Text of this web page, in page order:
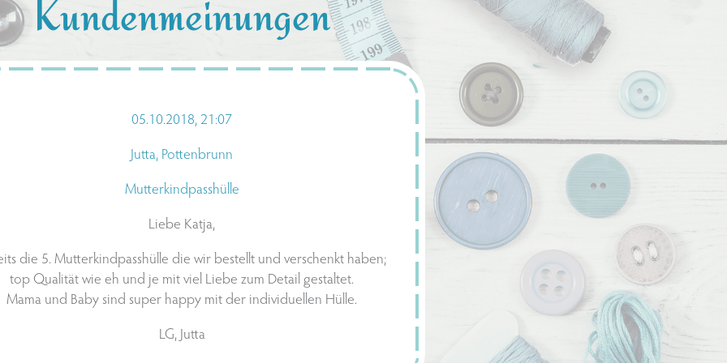
Kundenmeinungen
05.10.2018, 21:07
Jutta, Pottenbrunn
Mutterkindpasshülle
Liebe Katja,
die 5. Mutterkindpasshülle die wir bestellt und verschenkt haben;
top Qualität wie eh und je mit viel Liebe zum Detail gestaltet.
Mama und Baby sind super happy mit der individuellen Hülle.
LG, Jutta